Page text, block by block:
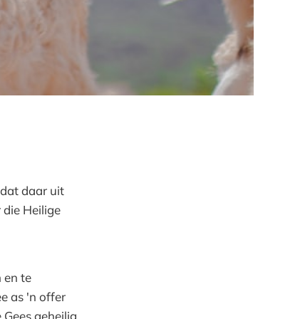
daar uit
Heilige
en te
as 'n offer
geheilig